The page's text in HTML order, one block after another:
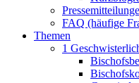
FAQ (häufige
Themen
1